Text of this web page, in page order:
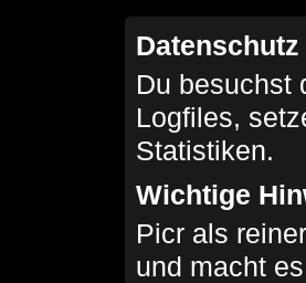
Du besuchst
Logfiles,
Statistiken.
Wichtige
Picr als
und macht